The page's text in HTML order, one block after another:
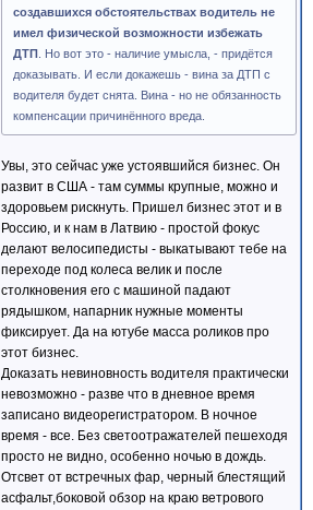
создавшихся обстоятельствах водитель не
имел физической возможности избежать
ДТП . Но вот это - наличие умысла, - придётся
доказывать. И если докажешь - вина за ДТП с
водителя будет снята. Вина - но не обязанность
компенсации причинённого вреда.
Увы, это сейчас уже устоявшийся бизнес. Он
развит в США - там суммы крупные, можно и
здоровьем рискнуть. Пришел бизнес этот и в
Россию, и к нам в Латвию - простой фокус
делают велосипедисты - выкатывают тебе на
переходе под колеса велик и после
столкновения его с машиной падают
рядышком, напарник нужные моменты
фиксирует. Да на ютубе масса роликов про
этот бизнес.
Доказать невиновность водителя практически
невозможно - разве что в дневное время
записано видеорегистратором. В ночное
время - все. Без светоотражателей пешеходя
просто не видно, особенно ночью в дождь.
Отсвет от встречных фар, черный блестящий
асфальт,боковой обзор на краю ветрового